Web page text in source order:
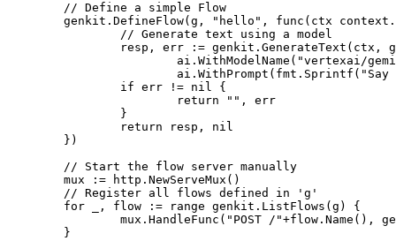
// Define a simple Flow
genkit . DefineFlow( g , "hello" , func ( ctx context .
// Generate text using a model
resp , err := genkit . GenerateText ( ctx ,
g
ai . WithModelName ( "vertexai/
ai . WithPrompt ( fmt . Sprintf (
if err != nil
{
return
"" ,
err
}
return
resp ,
nil
})
// Start the flow server manually
mux
:= http . NewServeMux ()
// Register all flows defined in 'g'
for
, flow := range genkit . ListFlows ( g )
{
mux . HandleFunc ( "POST /"+flow . Name (),
}